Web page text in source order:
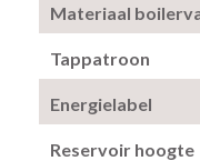
Materiaal
Tappatroon
Energielabel
Reservoir hoogte